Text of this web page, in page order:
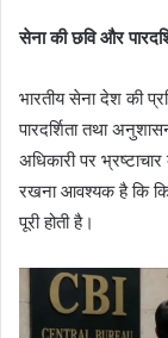
सेना की छवि और
भारतीय सेना देश की
पारदर्शिता तथा
अधिकारी पर
रखना आवश्यक है कि
पूरी होती है।